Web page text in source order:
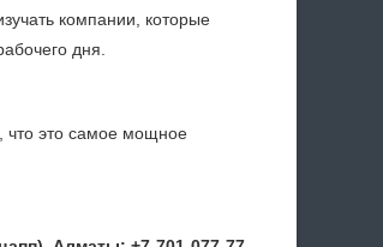
компании, которые
дня.
что это самое мощное